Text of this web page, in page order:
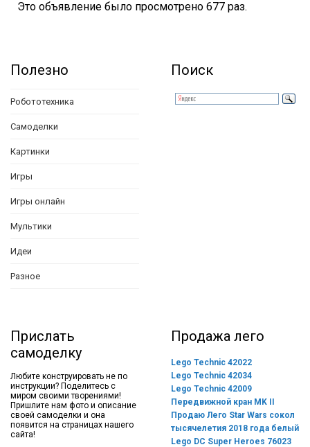
Это объявление было просмотрено 677 раз.
Полезно
Робототехника
Самоделки
Картинки
Игры
Игры онлайн
Мультики
Идеи
Разное
Поиск
Прислать
самоделку
Любите конструировать не по
инструкции? Поделитесь с
миром своими творениями!
Пришлите нам фото и описание
своей самоделки и она
появится на страницах нашего
сайта!
Продажа лего
Lego Technic 42022
Lego Technic 42034
Lego Technic 42009
Передвижной кран MK II
Продаю Лего Star Wars сокол
тысячелетия 2018 года белый
Lego DC Super Heroes 76023